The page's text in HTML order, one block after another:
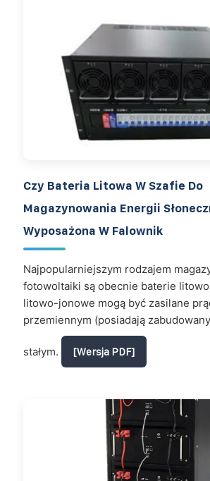
Czy Bateria Litowa W Szafie Do
Magazynowania Energii
Wyposażona W Falownik
Najpopularniejszym rodzajem
fotowoltaiki są obecnie baterie
litowo-jonowe mogą być zasilane
przemiennym (posiadają
stałym. [Wersja PDF]